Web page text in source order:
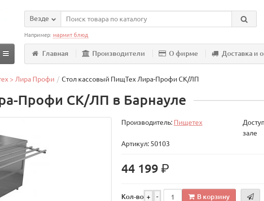
Везде
Например:мармит блюд
Главная Производители О фирме Доставка и
> Лира Профи Стол кассовый ПищТех Лира-Профи СК/ЛП
Профи СК/ЛП в Барнауле
Производитель: Пищетех
зале
Артикул: 50103
44 199р.
Кол-во + - В корзину